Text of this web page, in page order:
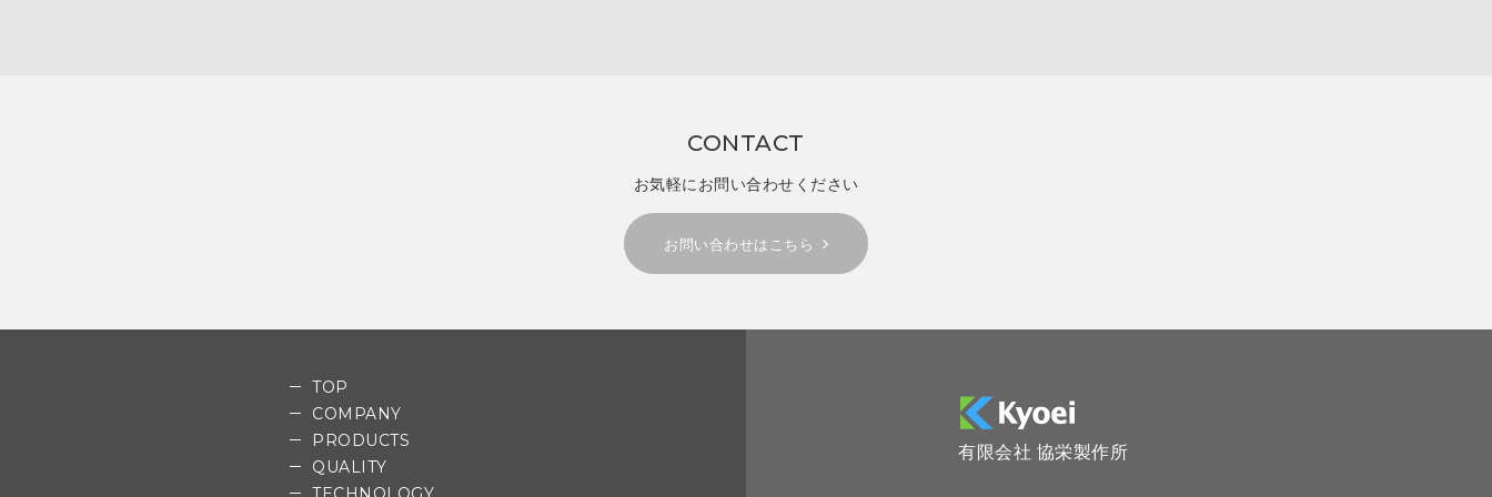
CONTACT
お気軽にお問い合わせください
お問い合わせはこちら
TOP
COMPANY
PRODUCTS
QUALITY
有限会社 協栄製作所